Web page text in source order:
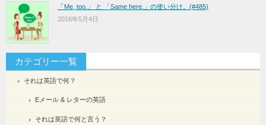
「Me, too.」 と 「Same here.」の使い分け。(#485)
2016年5月4日
カテゴリー一覧
それは英語で何？
Eメール & レターの英語
それは英語で何と言う？